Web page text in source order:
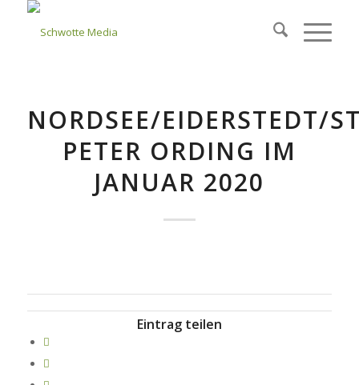
NORDSEE/EIDERSTEDT/
PETER ORDING IM
JANUAR 2020
Eintrag teilen